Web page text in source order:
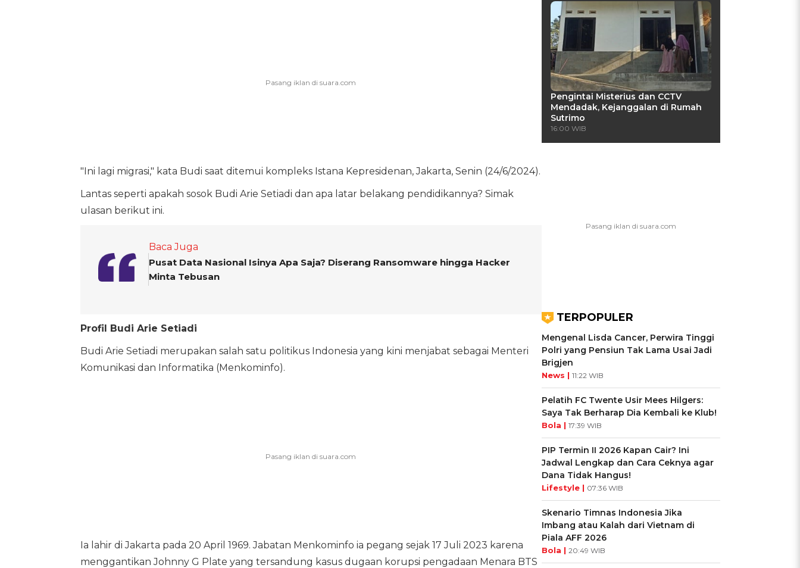
"Ini lagi migrasi," kata Budi saat ditemui kompleks Istana Kepresidenan, Jakarta, Senin (24/6/2024).
Lantas seperti apakah sosok Budi Arie Setiadi dan apa latar belakang pendidikannya? Simak
ulasan berikut ini.
Baca Juga
Pusat Data Nasional Isinya Apa Saja? Diserang Ransomware hingga Hacker
Minta Tebusan
Profil Budi Arie Setiadi
Budi Arie Setiadi merupakan salah satu politikus Indonesia yang kini menjabat sebagai Menteri
Komunikasi dan Informatika (Menkominfo).
Ia lahir di Jakarta pada 20 April 1969. Jabatan Menkominfo ia pegang sejak 17 Juli 2023 karena
menggantikan Johnny G Plate yang tersandung kasus dugaan korupsi pengadaan Menara BTS
Pengintai Misterius dan CCTV
Mendadak, Kejanggalan di Rumah
Sutrimo
16:00 WIB
TERPOPULER
Mengenal Lisda Cancer, Perwira Tinggi
Polri yang Pensiun Tak Lama Usai Jadi
Brigjen
News | 11:22 WIB
Pelatih FC Twente Usir Mees Hilgers:
Saya Tak Berharap Dia Kembali ke Klub!
Bola | 17:39 WIB
PIP Termin II 2026 Kapan Cair? Ini
Jadwal Lengkap dan Cara Ceknya agar
Dana Tidak Hangus!
Lifestyle | 07:36 WIB
Skenario Timnas Indonesia Jika
Imbang atau Kalah dari Vietnam di
Piala AFF 2026
Bola | 20:49 WIB